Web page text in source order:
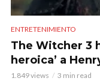
ENTRETENIMIENTO
The Witcher 3
heroica’ a
1.849 views 3 min read